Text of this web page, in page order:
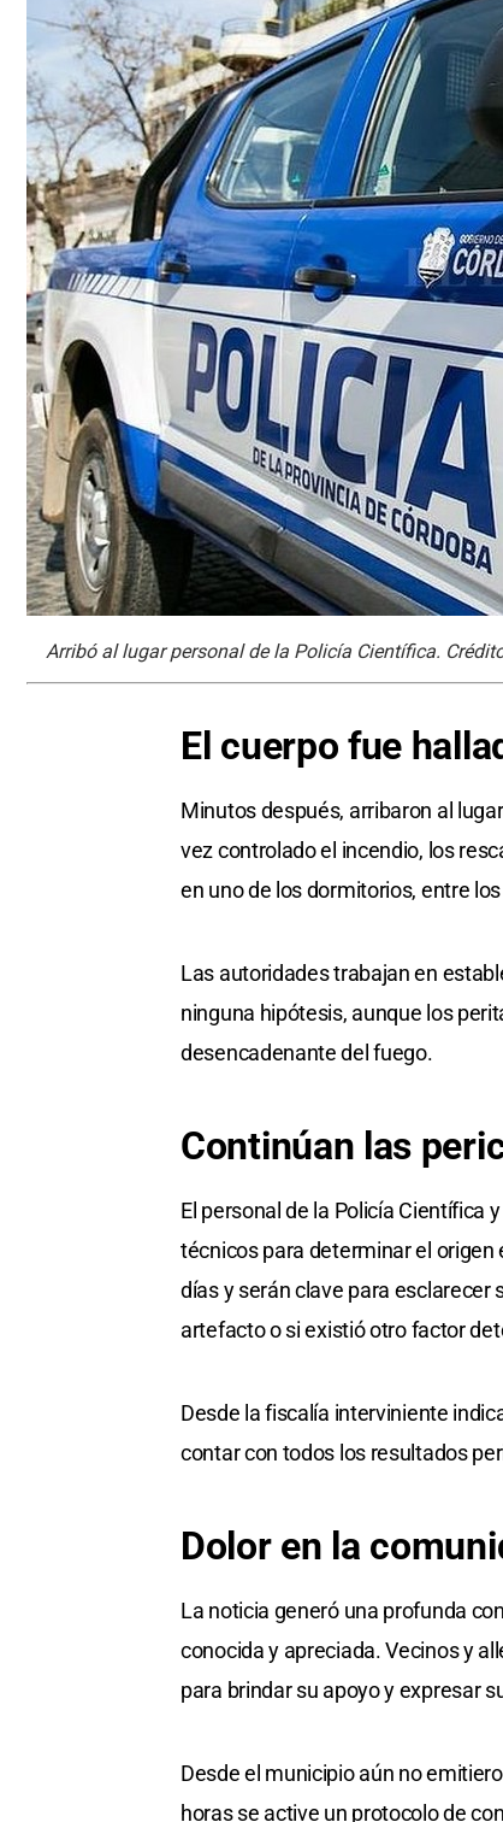
Arribó al lugar personal de la Policía Científica.
El cuerpo fue
Minutos después, arribaron al
vez controlado el incendio, los
en uno de los dormitorios, entre
Las autoridades trabajan en
ninguna hipótesis, aunque los
desencadenante del fuego.
Continúan las
El personal de la Policía Científica
técnicos para determinar el
días y serán clave para esclarecer
artefacto o si existió otro factor
Desde la fiscalía interviniente
contar con todos los resultados
Dolor en la
La noticia generó una profunda
conocida y apreciada. Vecinos y
para brindar su apoyo y expresar
Desde el municipio aún no
horas se active un protocolo de